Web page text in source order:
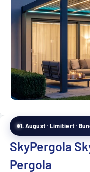
1. August · Limitiert ·
SkyPergola
Pergola